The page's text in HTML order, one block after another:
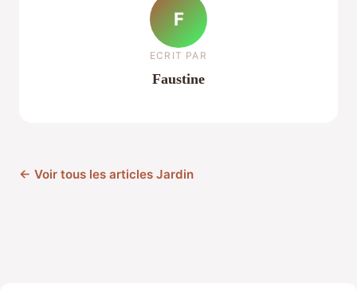
F
ECRIT PAR
Faustine
← Voir tous les articles Jardin